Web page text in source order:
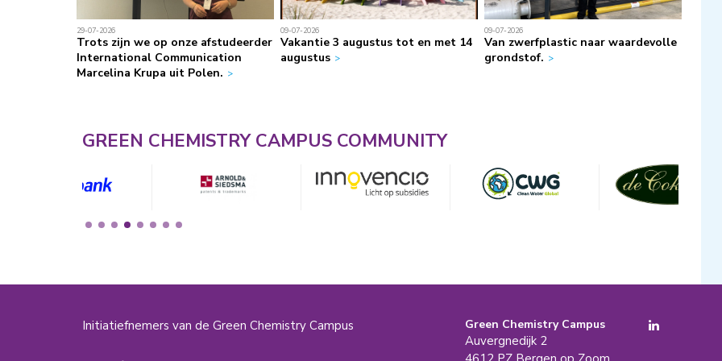
29-07-2026
Trots zijn we op onze afstudeerder
International Communication
Marcelina Krupa uit Polen.
09-07-2026
Vakantie 3 augustus tot en met 14
augustus
09-07-2026
Van zwerfplastic naar waardevolle
grondstof.
GREEN CHEMISTRY CAMPUS COMMUNITY
Initiatiefnemers van de Green Chemistry Campus Green Chemistry Campus
Auvergnedijk 2